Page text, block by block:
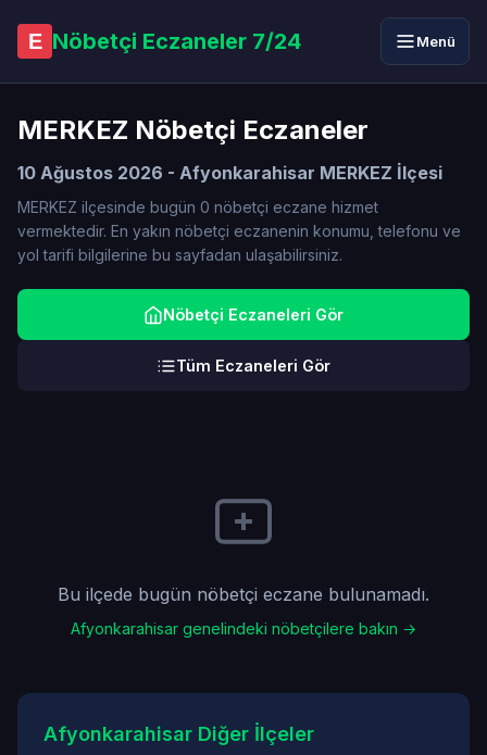
E Nöbetçi Eczaneler 7/24 Menü
MERKEZ Nöbetçi Eczaneler
10 Ağustos 2026 - Afyonkarahisar MERKEZ İlçesi
MERKEZ ilçesinde bugün 0 nöbetçi eczane hizmet
vermektedir. En yakın nöbetçi eczanenin konumu, telefonu ve
yol tarifi bilgilerine bu sayfadan ulaşabilirsiniz.
Nöbetçi Eczaneleri Gör
Tüm Eczaneleri Gör
Bu ilçede bugün nöbetçi eczane bulunamadı.
Afyonkarahisar genelindeki nöbetçilere bakın →
Afyonkarahisar Diğer İlçeler